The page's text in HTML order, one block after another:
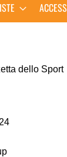
dello Sport